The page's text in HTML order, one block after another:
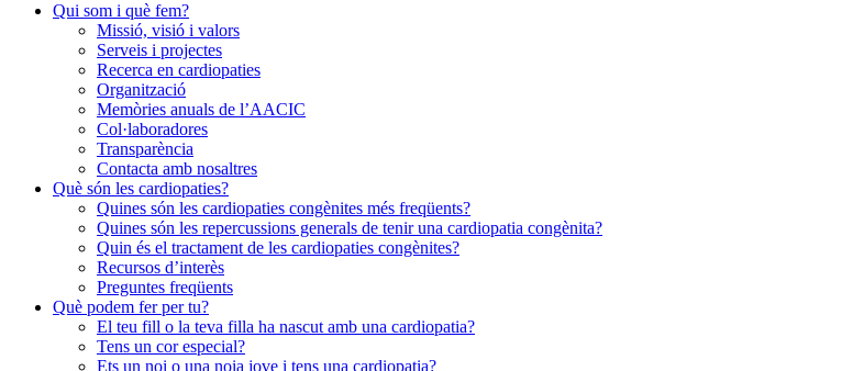
Qui som i què fem?
Missió, visió i valors
Serveis i projectes
Recerca en cardiopaties
Organització
Memòries anuals de l’AACIC
Col·laboradores
Transparència
Contacta amb nosaltres
Què són les cardiopaties?
Quines són les cardiopaties congènites més freqüents?
Quines són les repercussions generals de tenir una cardiopatia congènita?
Quin és el tractament de les cardiopaties congènites?
Recursos d’interès
Preguntes freqüents
Què podem fer per tu?
El teu fill o la teva filla ha nascut amb una cardiopatia?
Tens un cor especial?
Ets un noi o una noia jove i tens una cardiopatia?